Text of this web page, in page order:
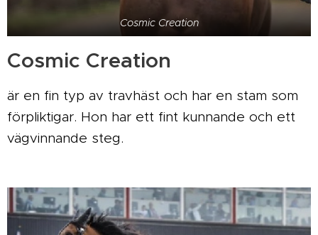
Cosmic Creation
Cosmic Creation
är en fin typ av travhäst och har en stam som
förpliktigar. Hon har ett fint kunnande och ett
vägvinnande steg.